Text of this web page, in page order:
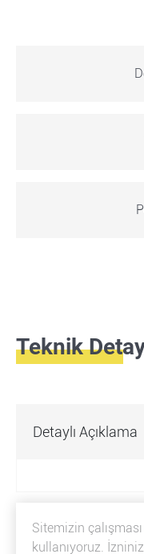
Teknik
Detaylı Açıklama
Sitemizin
kullanıyoruz.